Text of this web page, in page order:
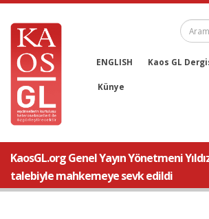
ENGLISH Kaos GL
Künye
KaosGL.org Genel Yayın Yönetmeni
talebiyle mahkemeye sevk edildi